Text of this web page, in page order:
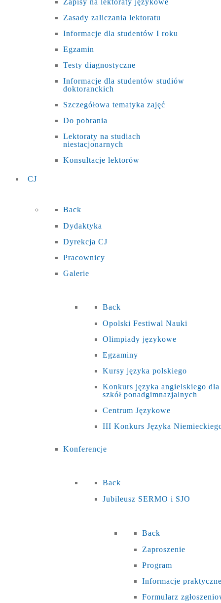
Zapisy na lektoraty językowe
Zasady zaliczania lektoratu
Informacje dla studentów I roku
Egzamin
Testy diagnostyczne
Informacje dla studentów studiów
doktoranckich
Szczegółowa tematyka zajęć
Do pobrania
Lektoraty na studiach
niestacjonarnych
Konsultacje lektorów
CJ
Back
Dydaktyka
Dyrekcja CJ
Pracownicy
Galerie
Back
Opolski Festiwal Nauki
Olimpiady językowe
Egzaminy
Kursy języka polskiego
Konkurs języka angielskiego dla
szkół ponadgimnazjalnych
Centrum Językowe
III Konkurs Języka
Konferencje
Back
Jubileusz SERMO i SJO
Back
Zaproszenie
Program
Informacje
Formularz